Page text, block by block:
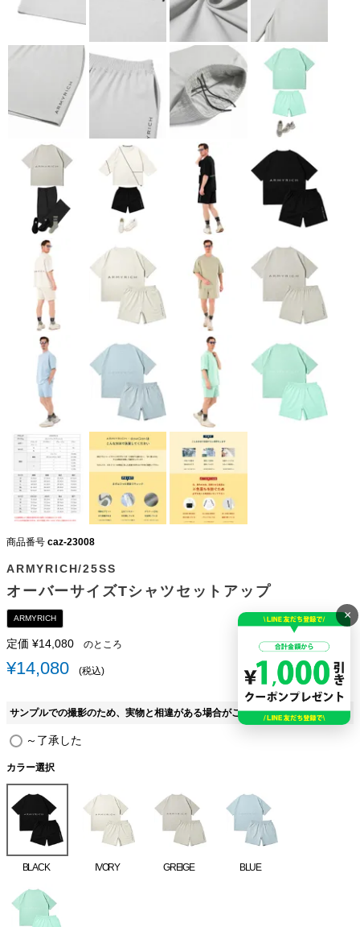
商品番号 caz-23008
ARMYRICH/25SS
オーバーサイズTシャツセットアップ
ARMYRICH
定価 ¥14,080 のところ
¥14,080 税込
サンプルでの撮影のため、実物と相違がある場合がございます。
～了承した
カラー選択
BLACK IVORY GREIGE BLUE
×